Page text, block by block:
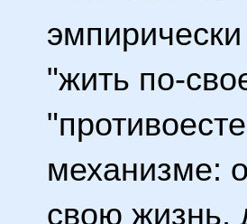
"жить по-
механизме:
свою жизнь,